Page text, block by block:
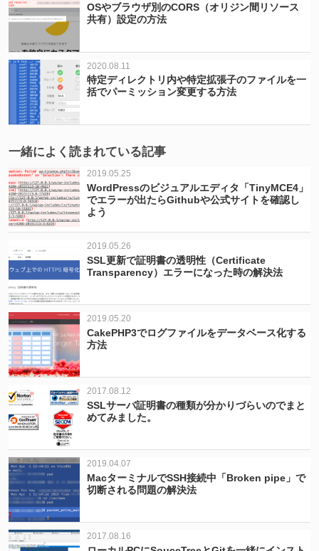
OSやブラウザ別のCORS（オリジン間リソース
共有）設定の方法
2020.08.11
特定ディレクトリ内や特定拡張子のファイルを一
括でパーミッション変更する方法
一緒によく読まれている記事
2019.05.25
WordPressのビジュアルエディタ「TinyMCE4」
でエラーが出たらGithubや公式サイトを確認し
よう
2019.05.26
SSL更新で証明書の透明性（Certificate
Transparency）エラーになった時の解決法
2019.05.20
CakePHP3でログファイルをデータベース化する
方法
2017.08.12
SSLサーバ証明書の種類が分かりづらいのでまと
めてみました。
2019.04.07
MacターミナルでSSH接続中「Broken pipe」で
切断される問題の解決法
2017.08.16